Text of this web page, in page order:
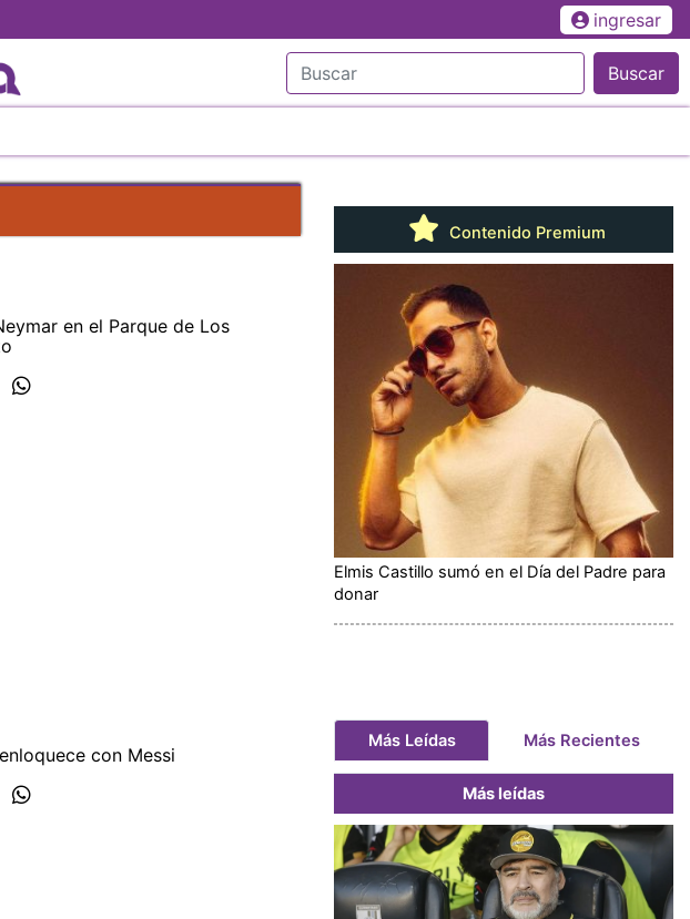
ingresar
Buscar
en el Parque de Los
con Messi
Contenido Premium
Elmis Castillo sumó en el Día del Padre para
donar
Más Leídas Más Recientes
Más leídas